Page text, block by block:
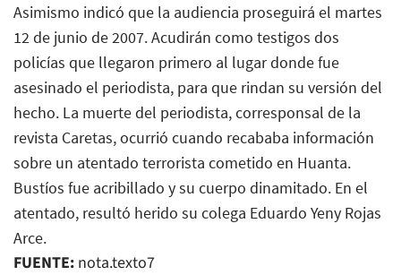
Asimismo indicó que la audiencia proseguirá el martes
12 de junio de 2007. Acudirán como testigos dos
policías que llegaron primero al lugar donde fue
asesinado el periodista, para que rindan su versión del
hecho. La muerte del periodista, corresponsal de la
revista Caretas, ocurrió cuando recababa información
sobre un atentado terrorista cometido en Huanta.
Bustíos fue acribillado y su cuerpo dinamitado. En el
atentado, resultó herido su colega Eduardo Yeny Rojas
Arce.
FUENTE: nota.texto7